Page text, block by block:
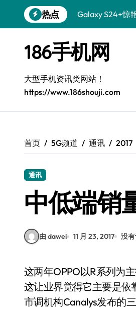
到
热点
Galaxy S24+惊
Galaxy A56 5G
三星S26上手秒
S25美化秘籍：
Galaxy C55 5G
Galaxy Z Flip6
S25 Ultra颜值
186手机网
大型手机资讯类网站！
https://www.186shouji.com
首页 5G频道 通讯 2017
通讯
中低端销
由 dawei 11 月 23, 2017 没
这两年OPPO以R系列为主打，其R系列去年的销量超过3000万，今年估计也不会低于这个数，
这让业界觉得它主要是
市调机构Canalys发布的